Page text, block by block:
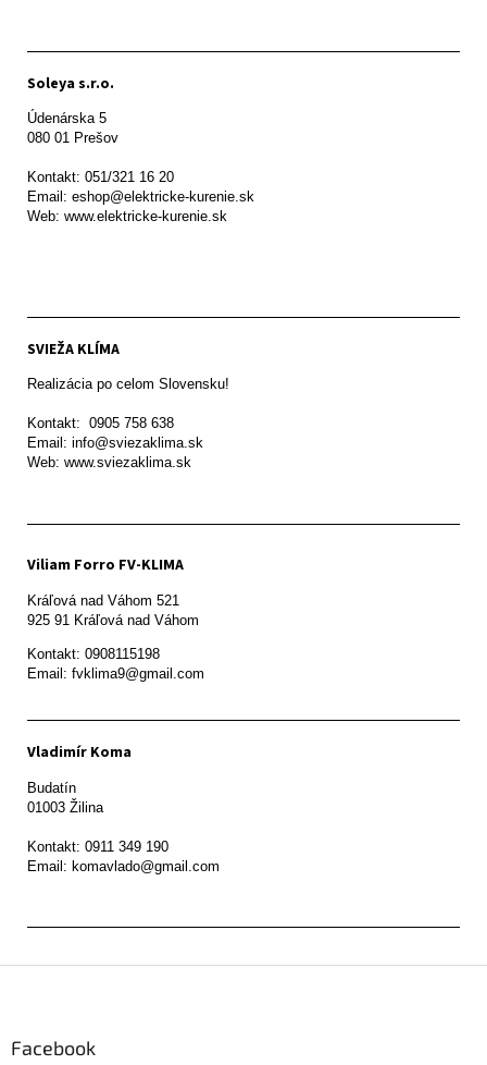
Soleya s.r.o.
Údenárska 5
080 01 Prešov
Kontakt: 051/321 16 20
Email: eshop@elektricke-kurenie.sk
Web: www.elektricke-kurenie.sk
SVIEŽA KLÍMA
Realizácia po celom Slovensku!
Kontakt:  0905 758 638
Email: info@sviezaklima.sk
Web: www.sviezaklima.sk
Viliam Forro FV-KLIMA
Kráľová nad Váhom 521
Kontakt: 0908115198
Email: fvklima9@gmail.com
Vladimír Koma
Budatín
01003 Žilina
Kontakt: 0911 349 190
Facebook